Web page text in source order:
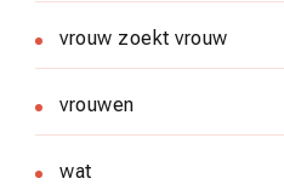
vrouw zoekt vrouw
vrouwen
wat